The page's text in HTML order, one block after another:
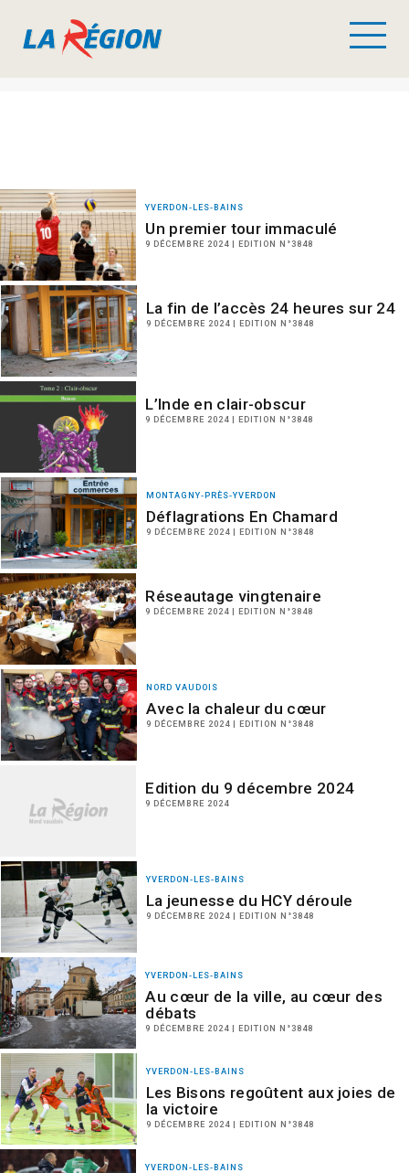
YVERDON-LES-BAINS
Un premier tour immaculé
9 DÉCEMBRE 2024 | EDITION N°3848
La fin de l’accès 24 heures sur 24
9 DÉCEMBRE 2024 | EDITION N°3848
L’Inde en clair-obscur
9 DÉCEMBRE 2024 | EDITION N°3848
MONTAGNY-PRÈS-YVERDON
Déflagrations En Chamard
9 DÉCEMBRE 2024 | EDITION N°3848
Réseautage vingtenaire
9 DÉCEMBRE 2024 | EDITION N°3848
NORD VAUDOIS
Avec la chaleur du cœur
9 DÉCEMBRE 2024 | EDITION N°3848
Edition du 9 décembre 2024
9 DÉCEMBRE 2024
YVERDON-LES-BAINS
La jeunesse du HCY déroule
9 DÉCEMBRE 2024 | EDITION N°3848
YVERDON-LES-BAINS
Au cœur de la ville, au cœur des
débats
9 DÉCEMBRE 2024 | EDITION N°3848
YVERDON-LES-BAINS
Les Bisons regoûtent aux joies de
la victoire
9 DÉCEMBRE 2024 | EDITION N°3848
YVERDON-LES-BAINS